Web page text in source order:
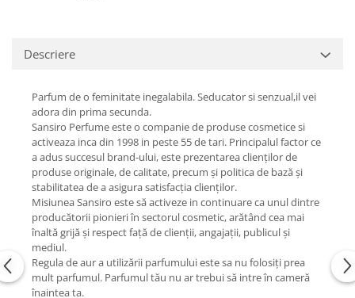
Descriere
Parfum de o feminitate inegalabila. Seducator si senzual,il vei
adora din prima secunda.
Sansiro Perfume este o companie de produse cosmetice si
activeaza inca din 1998 in peste 55 de tari. Principalul factor ce
a adus succesul brand-ului, este prezentarea clienților de
produse originale, de calitate, precum și politica de bază și
stabilitatea de a asigura satisfacția clienților.
Misiunea Sansiro este să activeze in continuare ca unul dintre
producătorii pionieri în sectorul cosmetic, arătând cea mai
înaltă grijă și respect față de clienții, angajații, publicul și
mediul.
Regula de aur a utilizării parfumului este sa nu folosiți prea
mult parfumul. Parfumul tău nu ar trebui să intre în cameră
înaintea ta.